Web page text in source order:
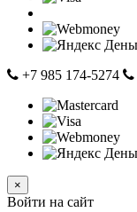
+7 985 174-5274
×
Войти на сайт